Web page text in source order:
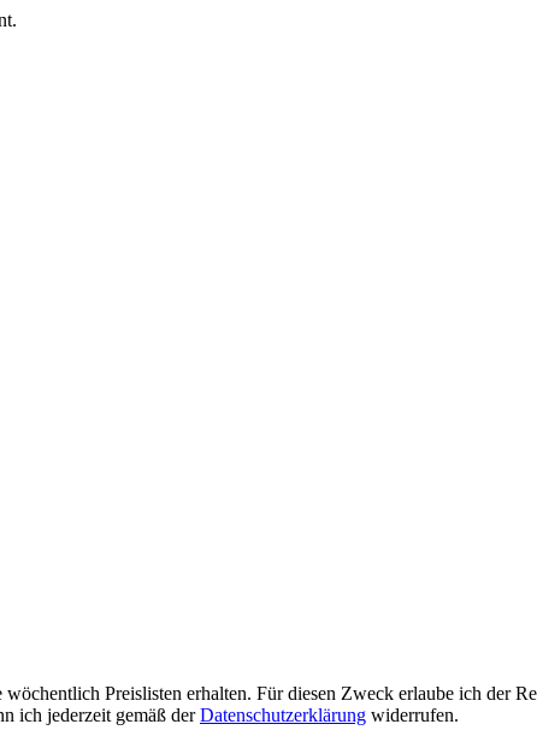
Preislisten erhalten. Für diesen Zweck erlaube ich der
ich jederzeit gemäß derDatenschutzerklärung widerrufen.